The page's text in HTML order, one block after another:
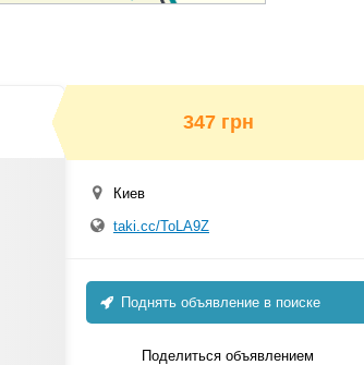
347 грн
Киев
taki.cc/ToLA9Z
Поднять объявление в поиске
Поделиться объявлением